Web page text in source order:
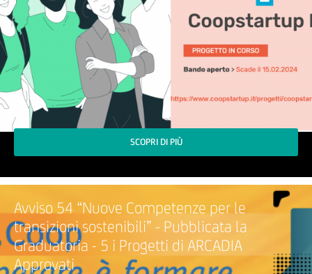
SCOPRI DI PIÙ
Avviso 54 “Nuove Competenze per le
transizioni sostenibili” - Pubblicata la
Graduatoria - 5 i Progetti di ARCADIA
Approvati